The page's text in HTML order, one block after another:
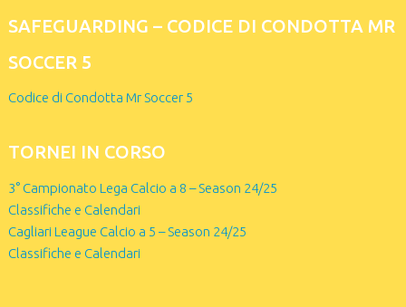
SAFEGUARDING – CODICE DI CONDOTTA MR
SOCCER 5
Codice di Condotta Mr Soccer 5
TORNEI IN CORSO
3° Campionato Lega Calcio a 8 – Season 24/25
Classifiche e Calendari
Cagliari League Calcio a 5 – Season 24/25
Classifiche e Calendari